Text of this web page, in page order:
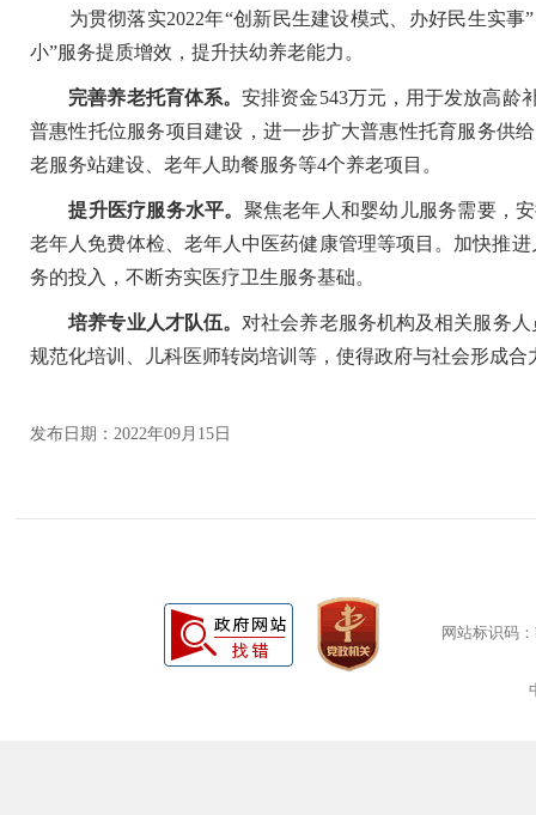
为贯彻落实2022年“创新民生建设模式、办好民生实事”
小”服务提质增效，提升扶幼养老能力。
完善养老托育体系。安排资金543万元，用于发放高龄
普惠性托位服务项目建设，进一步扩大普惠性托育服务供
老服务站建设、老年人助餐服务等4个养老项目。
提升医疗服务水平。 聚焦老年人和婴幼儿服务需要，
老年人免费体检、老年人中医药健康管理等项目。加快推
务的投入，不断夯实医疗卫生服务基础。
培养专业人才队伍。 对社会养老服务机构及相关服务
规范化培训、儿科医师转岗培训等，使得政府与社会形成
发布日期：2022年09月15日
网站标识码